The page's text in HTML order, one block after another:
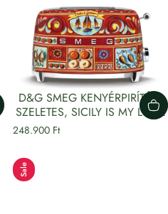
D&G SMEG KENYÉRPIRÍTÓ 2
SZELETES, SICILY IS MY LOVE
248.900 Ft
Sale